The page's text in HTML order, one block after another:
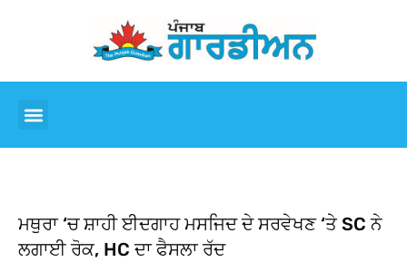
ਮਥੁਰਾ ‘ਚ ਸ਼ਾਹੀ ਈਦਗਾਹ ਮਸਜਿਦ ਦੇ ਸਰਵੇਖਣ ‘ਤੇ SC ਨੇ
ਲਗਾਈ ਰੋਕ, HC ਦਾ ਫੈਸਲਾ ਰੱਦ